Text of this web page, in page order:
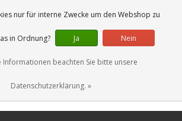
0 Artikel
nur für interne Zwecke um den Webshop zu
in Ordnung? Ja Nein
Informationen beachten Sie bitte unsere
Datenschutzerklärung. »